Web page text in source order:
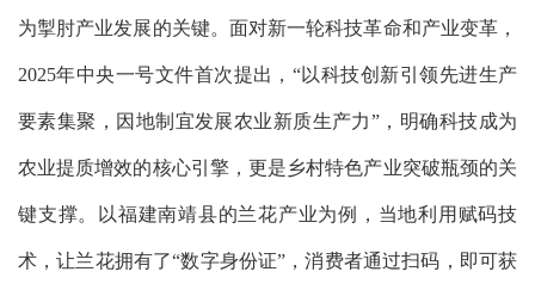
为掣肘产业发展的关键。面对新一轮科技革命和产业变革，
2025年中央一号文件首次提出，“以科技创新引领先进生产
要素集聚，因地制宜发展农业新质生产力”，明确科技成为
农业提质增效的核心引擎，更是乡村特色产业突破瓶颈的关
键支撑。以福建南靖县的兰花产业为例，当地利用赋码技
术，让兰花拥有了“数字身份证”，消费者通过扫码，即可获